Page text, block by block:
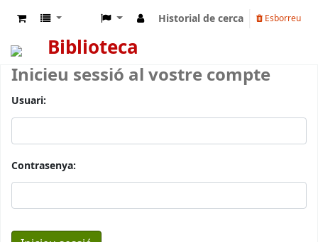
Historial de cerca Esborreu
Biblioteca
Inicieu sessió al vostre compte
Usuari:
Contrasenya: